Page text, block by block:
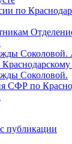
по
Соколовой.
СФР по
публикации